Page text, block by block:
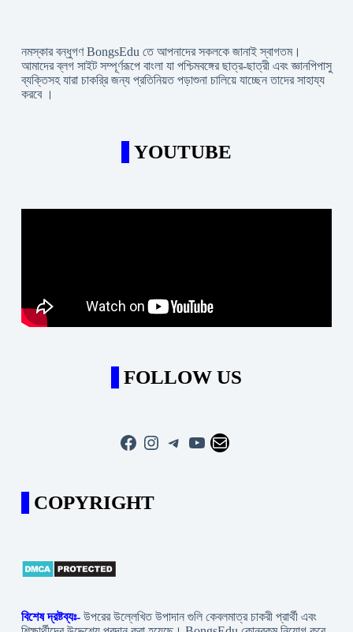
নমস্কার বন্ধুগণ BongsEdu তে আপনাদের সকলকে জানাই স্বাগতম।
আমাদের ব্লগ সাইট সম্পূর্ণরূপে বাংলা যা পশ্চিমবঙ্গের ছাত্র-ছাত্রী এবং জ্ঞানপিপাসু
ব্যক্তিসহ যারা চাকরি্র জন্য প্রতিনিয়ত পড়াশুনা চালিয়ে যাচ্ছেন তাদের সাহায্য
করবে ।
YOUTUBE
FOLLOW US
Facebook
Instagram
Telegram
YouTube
Mail
COPYRIGHT
বিশেষ দ্রষ্টব্যঃ- উপরের উল্লেখিত উপাদান গুলি কেবলমাত্র চাকরী প্রার্থী এবং